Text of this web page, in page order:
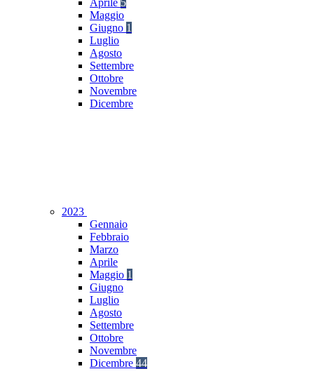
Aprile 5
Maggio
Giugno 1
Luglio
Agosto
Settembre
Ottobre
Novembre
Dicembre
2023
Gennaio
Febbraio
Marzo
Aprile
Maggio 1
Giugno
Luglio
Agosto
Settembre
Ottobre
Novembre
Dicembre 44